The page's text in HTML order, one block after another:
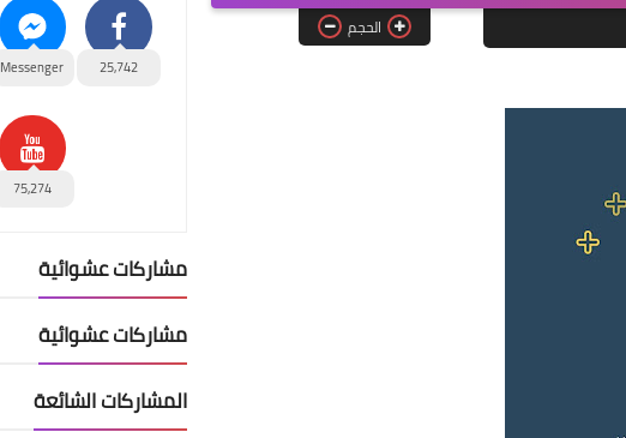
الحجم
25,742
Messenger
75,274
مشاركات عشوائية
مشاركات عشوائية
المشاركات الشائعة